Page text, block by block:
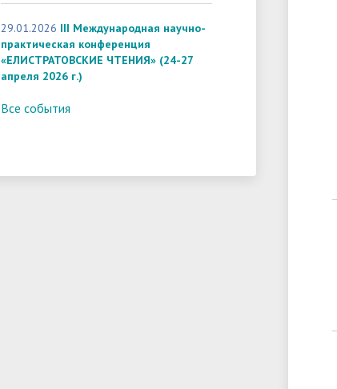
29.01.2026 III Международная научно-
практическая конференция
«ЕЛИСТРАТОВСКИЕ ЧТЕНИЯ» (24-27
апреля 2026 г.)
Все события